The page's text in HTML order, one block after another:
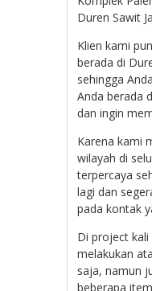
Duren Sawit
Klien kami
berada di
sehingga
Anda berada
dan ingin
Karena kami
wilayah di
terpercaya
lagi dan
pada kontak
Di project kali
melakukan
saja, namun
beberapa